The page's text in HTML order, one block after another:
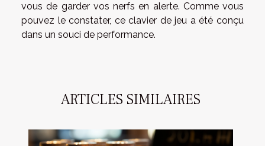
vous de garder vos nerfs en alerte. Comme vous
pouvez le constater, ce clavier de jeu a été conçu
dans un souci de performance.
ARTICLES SIMILAIRES